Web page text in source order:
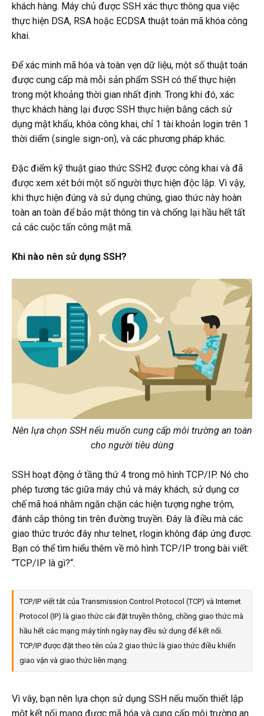
khách hàng. Máy chủ được SSH xác thực thông qua việc
thực hiện DSA, RSA hoặc ECDSA thuật toán mã khóa công
khai.
Để xác minh mã hóa và toàn vẹn dữ liệu, một số thuật toán
được cung cấp mà mỗi sản phẩm SSH có thể thực hiện
trong một khoảng thời gian nhất định. Trong khi đó, xác
thực khách hàng lại được SSH thực hiện bằng cách sử
dụng mật khẩu, khóa công khai, chỉ 1 tài khoản login trên 1
thời diểm (single sign-on), và các phương pháp khác.
Đặc điểm kỹ thuật giao thức SSH2 được công khai và đã
được xem xét bởi một số người thực hiện độc lập. Vì vậy,
khi thực hiện đúng và sử dụng chúng, giao thức này hoàn
toàn an toàn để bảo mật thông tin và chống lại hầu hết tất
cả các cuộc tấn công mật mã.
Khi nào nên sử dụng SSH?
Nên lựa chọn SSH nếu muốn cung cấp môi trường an toàn
cho người tiêu dùng
SSH hoạt động ở tầng thứ 4 trong mô hình TCP/IP. Nó cho
phép tương tác giữa máy chủ và máy khách, sử dụng cơ
chế mã hoá nhằm ngăn chặn các hiện tượng nghe trộm,
đánh cắp thông tin trên đường truyền. Đây là điều mà các
giao thức trước đây như telnet, rlogin không đáp ứng được.
Bạn có thể tìm hiểu thêm về mô hình TCP/IP trong bài viết:
“TCP/IP là gì?“.
TCP/IP viết tắt của Transmission Control Protocol (TCP) và Internet
Protocol (IP) là giao thức cài đặt truyền thông, chồng giao thức mà
hầu hết các mạng máy tính ngày nay đều sử dụng để kết nối.
TCP/IP được đặt theo tên của 2 giao thức là giao thức điều khiển
giao vận và giao thức liên mạng.
Vì vây, bạn nên lựa chọn sử dụng SSH nếu muốn thiết lập
một kết nối mạng được mã hóa và cung cấp môi trường an